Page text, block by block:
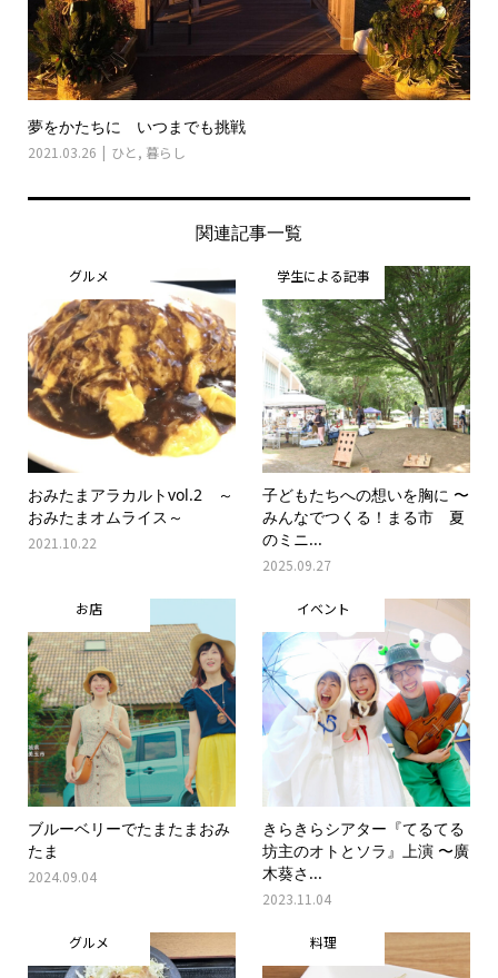
夢をかたちに いつまでも挑戦
2021.03.26 ひと , 暮らし
関連記事一覧
グルメ
おみたまアラカルトvol.2 ～
おみたまオムライス～
2021.10.22
学生による記事
子どもたちへの想いを胸に 〜
みんなでつくる！まる市 夏
のミニ...
2025.09.27
お店
ブルーベリーでたまたまおみ
たま
2024.09.04
イベント
きらきらシアター『てるてる
坊主のオトとソラ』上演 〜廣
木葵さ...
2023.11.04
グルメ 料理